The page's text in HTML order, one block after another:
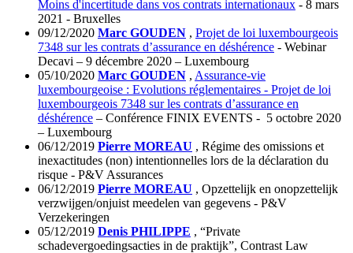
Moins d'incertitude dans vos contrats internationaux - 8 mars
2021 - Bruxelles
09/12/2020 Marc GOUDEN , Projet de loi luxembourgeois
7348 sur les contrats d’assurance en déshérence - Webinar
Decavi – 9 décembre 2020 – Luxembourg
05/10/2020 Marc GOUDEN , Assurance-vie
luxembourgeoise : Evolutions réglementaires - Projet de loi
luxembourgeois 7348 sur les contrats d’assurance en
déshérence – Conférence FINIX EVENTS - 5 octobre 2020
– Luxembourg
06/12/2019 Pierre MOREAU , Régime des omissions et
inexactitudes (non) intentionnelles lors de la déclaration du
risque - P&V Assurances
06/12/2019 Pierre MOREAU , Opzettelijk en onopzettelijk
verzwijgen/onjuist meedelen van gegevens - P&V
Verzekeringen
05/12/2019 Denis PHILIPPE , “Private
schadevergoedingsacties in de praktijk”, Contrast Law